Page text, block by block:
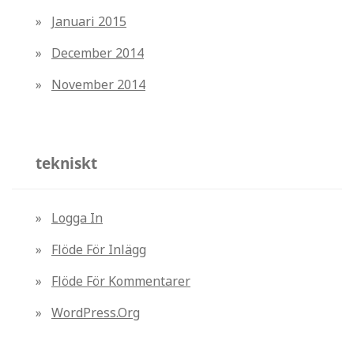
Januari 2015
December 2014
November 2014
tekniskt
Logga In
Flöde För Inlägg
Flöde För Kommentarer
WordPress.org